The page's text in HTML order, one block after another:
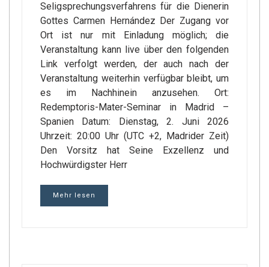
Seligsprechungsverfahrens für die Dienerin
Gottes Carmen Hernández Der Zugang vor
Ort ist nur mit Einladung möglich; die
Veranstaltung kann live über den folgenden
Link verfolgt werden, der auch nach der
Veranstaltung weiterhin verfügbar bleibt, um
es im Nachhinein anzusehen. Ort:
Redemptoris-Mater-Seminar in Madrid –
Spanien Datum: Dienstag, 2. Juni 2026
Uhrzeit: 20:00 Uhr (UTC +2, Madrider Zeit)
Den Vorsitz hat Seine Exzellenz und
Hochwürdigster Herr
Mehr lesen